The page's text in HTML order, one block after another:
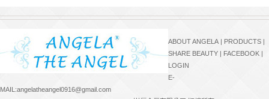
ABOUT ANGELA | PRODUCTS |
SHARE BEAUTY | FACEBOOK |
LOGIN
E-
MAIL:angelatheangel0916@gmail.com